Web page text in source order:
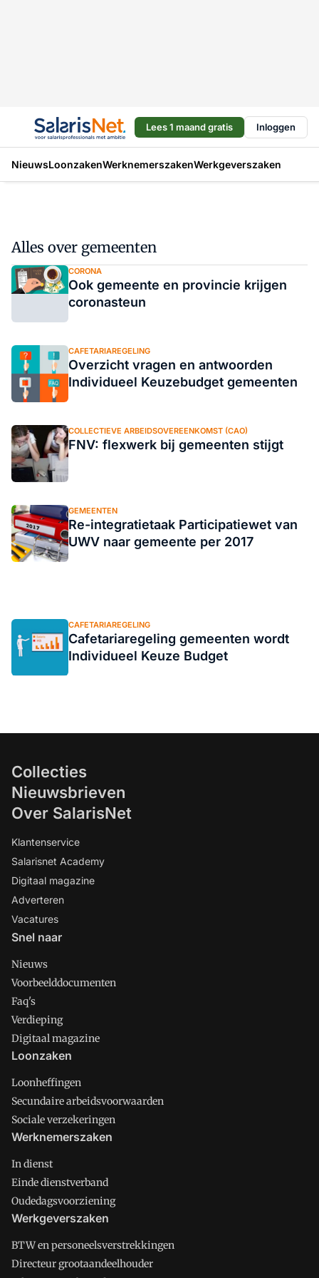
Lees 1 maand gratis Inloggen
NieuwsLoonzakenWerknemerszakenWerkgeverszaken
Alles over gemeenten
CORONA
Ook gemeente en provincie krijgen
coronasteun
CAFETARIAREGELING
Overzicht vragen en antwoorden
Individueel Keuzebudget gemeenten
COLLECTIEVE ARBEIDSOVEREENKOMST (CAO)
FNV: flexwerk bij gemeenten stijgt
GEMEENTEN
Re-integratietaak Participatiewet van
UWV naar gemeente per 2017
CAFETARIAREGELING
Cafetariaregeling gemeenten wordt
Individueel Keuze Budget
Collecties
Nieuwsbrieven
Over SalarisNet
Klantenservice
Salarisnet Academy
Digitaal magazine
Adverteren
Vacatures
Snel naar
Nieuws
Voorbeelddocumenten
Faq's
Verdieping
Digitaal magazine
Loonzaken
Loonheffingen
Secundaire arbeidsvoorwaarden
Sociale verzekeringen
Werknemerszaken
In dienst
Einde dienstverband
Oudedagsvoorziening
Werkgeverszaken
BTW en personeelsverstrekkingen
Directeur grootaandeelhouder